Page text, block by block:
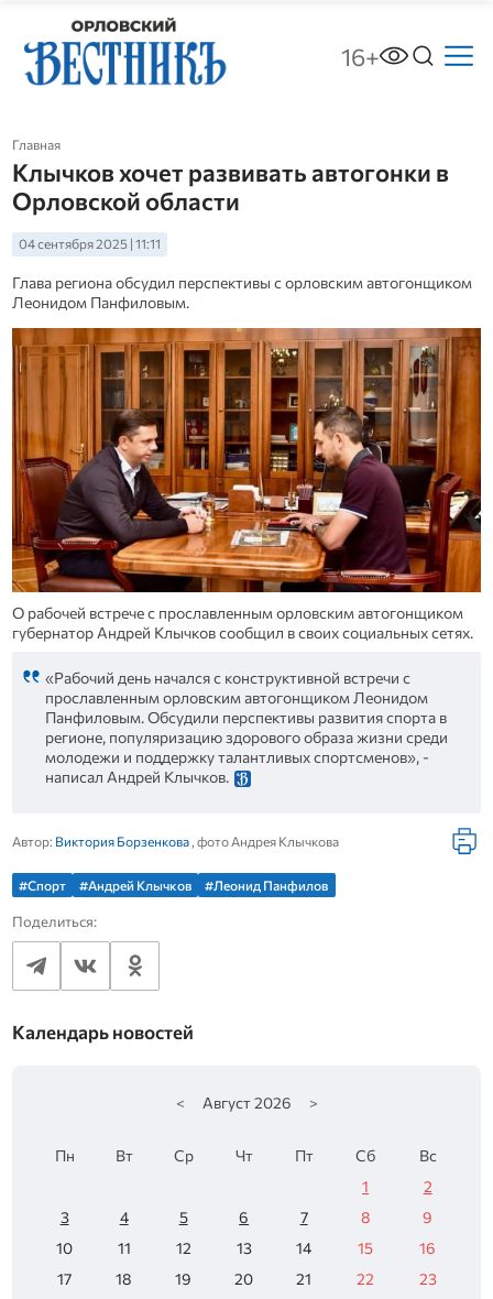
16+
Главная
Клычков хочет развивать автогонки в
Орловской области
04 сентября 2025 | 11:11
Глава региона обсудил перспективы с орловским автогонщиком
Леонидом Панфиловым.
О рабочей встрече с прославленным орловским автогонщиком
губернатор Андрей Клычков сообщил в своих социальных сетях.
«Рабочий день начался с конструктивной встречи с
прославленным орловским автогонщиком Леонидом
Панфиловым. Обсудили перспективы развития спорта в
регионе, популяризацию здорового образа жизни среди
молодежи и поддержку талантливых спортсменов», -
написал Андрей Клычков.
Автор: Виктория Борзенкова, фото Андрея Клычкова
#Спорт #Андрей Клычков #Леонид Панфилов
Поделиться:
Календарь новостей
< Август 2026 >
Пн Вт Ср Чт Пт Сб
Вс
1
2
3
4 5 6 7 8
9
10
11 12 13 14 15
16
17
18 19 20 21 22
23